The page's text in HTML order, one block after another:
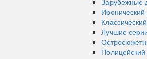
Иронический
Лучшие
Полицейский